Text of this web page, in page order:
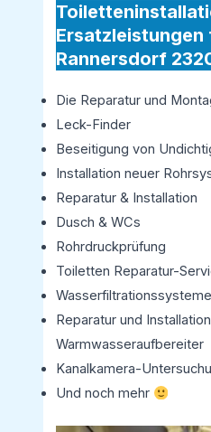
Ersatzleistungen
Rannersdorf
Die Reparatur und
Leck-Finder
Beseitigung von
Installation neuer
Reparatur & Installation
Dusch & WCs
Rohrdruckprüfung
Toiletten Reparatur-
Wasserfiltrationssysteme
Reparatur und
Warmwasseraufbereiter
Kanalkamera-
Und noch mehr